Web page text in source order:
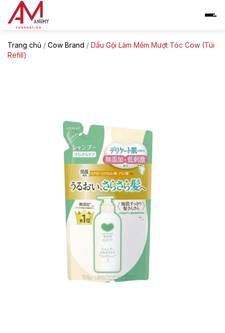
content
Trang chủ / Cow Brand / Dầu Gội Làm Mềm Mượt Tóc Cow (Túi
Refill)